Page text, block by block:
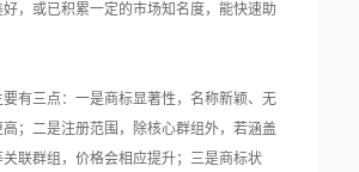
，或已积累一定的市场知名度，能快速助
有三点：一是商标显著性，名称新颖、无
；二是注册范围，除核心群组外，若涵盖
关联群组，价格会相应提升；三是商标状